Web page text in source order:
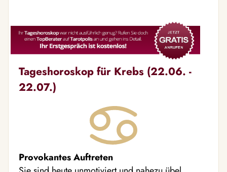
Tageshoroskop für Krebs (22.06. -
22.07.)
Provokantes Auftreten